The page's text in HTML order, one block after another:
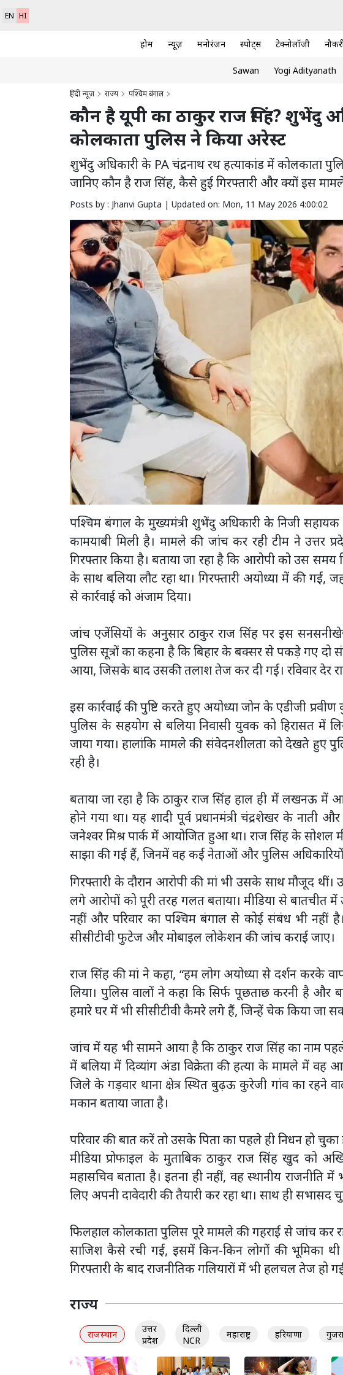
EN HI
होम न्यूज़ मनोरंजन स्पोर्ट्स टेक्नोलॉजी
Sawan Yogi Adityanath
हिंदी न्यूज़ राज्य पश्चिम बंगाल
कौन है यूपी का ठाकुर राज सिंह? शुभेंदु
कोलकाता पुलिस ने किया अरेस्ट
शुभेंदु अधिकारी के PA चंद्रनाथ रथ हत्याकांड में कोलकाता
जानिए कौन है राज सिंह, कैसे हुई गिरफ्तारी और क्यों इस
Posts by : Jhanvi Gupta | Updated on: Mon, 11 May 2026 4:00:02
पश्चिम बंगाल के मुख्यमंत्री शुभेंदु अधिकारी के निजी सहायक
कामयाबी मिली है। मामले की जांच कर रही टीम ने उत्तर
गिरफ्तार किया है। बताया जा रहा है कि आरोपी को उस
के साथ बलिया लौट रहा था। गिरफ्तारी अयोध्या में की
से कार्रवाई को अंजाम दिया।
जांच एजेंसियों के अनुसार ठाकुर राज सिंह पर इस
पुलिस सूत्रों का कहना है कि बिहार के बक्सर से पकड़े गए दो
आया, जिसके बाद उसकी तलाश तेज कर दी गई। रविवार देर
इस कार्रवाई की पुष्टि करते हुए अयोध्या जोन के एडीजी
पुलिस के सहयोग से बलिया निवासी युवक को हिरासत में
जाया गया। हालांकि मामले की संवेदनशीलता को देखते हुए
रही है।
बताया जा रहा है कि ठाकुर राज सिंह हाल ही में लखनऊ में
होने गया था। यह शादी पूर्व प्रधानमंत्री चंद्रशेखर के नाती
जनेश्वर मिश्र पार्क में आयोजित हुआ था। राज सिंह के सोशल
साझा की गई हैं, जिनमें वह कई नेताओं और पुलिस अधिकारियों
गिरफ्तारी के दौरान आरोपी की मां भी उसके साथ मौजूद थीं।
लगे आरोपों को पूरी तरह गलत बताया। मीडिया से बातचीत
नहीं और परिवार का पश्चिम बंगाल से कोई संबंध भी नहीं
सीसीटीवी फुटेज और मोबाइल लोकेशन की जांच कराई जाए।
राज सिंह की मां ने कहा, “हम लोग अयोध्या से दर्शन करके
लिया। पुलिस वालों ने कहा कि सिर्फ पूछताछ करनी है और
हमारे घर में भी सीसीटीवी कैमरे लगे हैं, जिन्हें चेक किया जा
जांच में यह भी सामने आया है कि ठाकुर राज सिंह का नाम
में बलिया में दिव्यांग अंडा विक्रेता की हत्या के मामले में वह
जिले के गड़वार थाना क्षेत्र स्थित बुढ़ऊ कुरेजी गांव का
मकान बताया जाता है।
परिवार की बात करें तो उसके पिता का पहले ही निधन हो
मीडिया प्रोफाइल के मुताबिक ठाकुर राज सिंह खुद को
महासचिव बताता है। इतना ही नहीं, वह स्थानीय
लिए अपनी दावेदारी की तैयारी कर रहा था। साथ ही सभासद
फिलहाल कोलकाता पुलिस पूरे मामले की गहराई से जांच कर
साजिश कैसे रची गई, इसमें किन-किन लोगों की भूमिका
गिरफ्तारी के बाद राजनीतिक गलियारों में भी हलचल तेज हो
राज्य
राजस्थान
उत्तर
प्रदेश
दिल्ली
NCR
महाराष्ट्र हरियाणा